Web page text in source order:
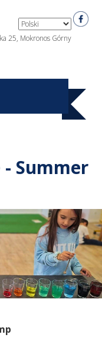
25, Mokronos Górny
Summer